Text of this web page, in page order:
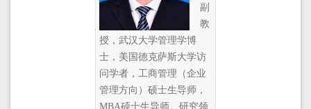
副
教
授，武汉大学管理学博
士，美国德克萨斯大学访
问学者，工商管理（企业
管理方向）硕士生导师，
MBA硕士生导师。研究领